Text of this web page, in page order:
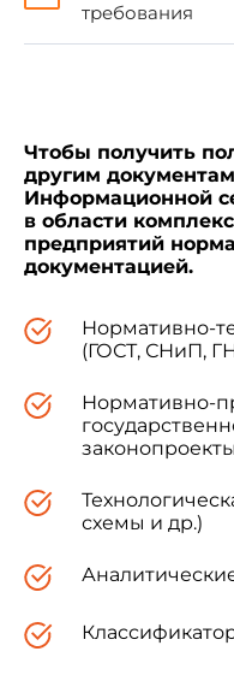
требования
Чтобы получить
другим
Информационной
в области
предприятий
документацией.
Нормативно-
(ГОСТ, СНиП,
Нормативно-
схемы и др.)